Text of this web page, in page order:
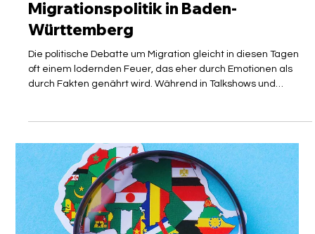
Schützenhilfe zu erhalt
Isabelle Manoli